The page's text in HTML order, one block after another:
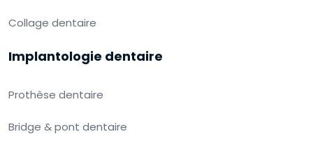
Collage dentaire
Implantologie dentaire
Prothèse dentaire
Bridge & pont dentaire